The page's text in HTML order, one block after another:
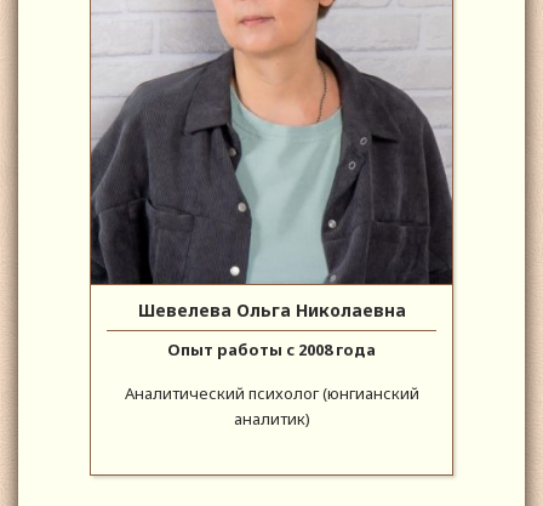
Шевелева Ольга Николаевна
Опыт работы с 2008 года
Аналитический психолог (юнгианский
аналитик)